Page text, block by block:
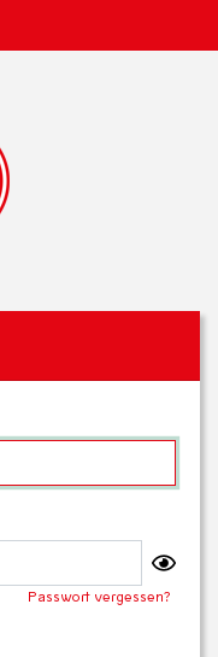
Passwort vergessen?